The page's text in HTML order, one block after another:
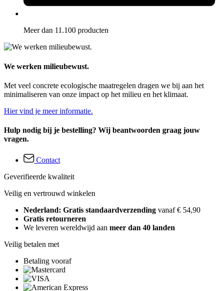
Meer dan 11.100 producten
We werken milieubewust.
Met veel concrete ecologische maatregelen dragen we bij aan het
minimaliseren van onze impact op het milieu en het klimaat.
Hier vind je meer informatie.
Hulp nodig bij je bestelling? Wij beantwoorden graag jouw
vragen.
Contact
Geverifieerde kwaliteit
Veilig en vertrouwd winkelen
Nederland: Gratis standaardverzending vanaf € 54,90
Gratis retourneren
We leveren wereldwijd aan meer dan 40 landen
Veilig betalen met
Betaling vooraf